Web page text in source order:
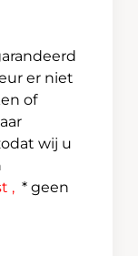
er niet
of
wij u
, * geen